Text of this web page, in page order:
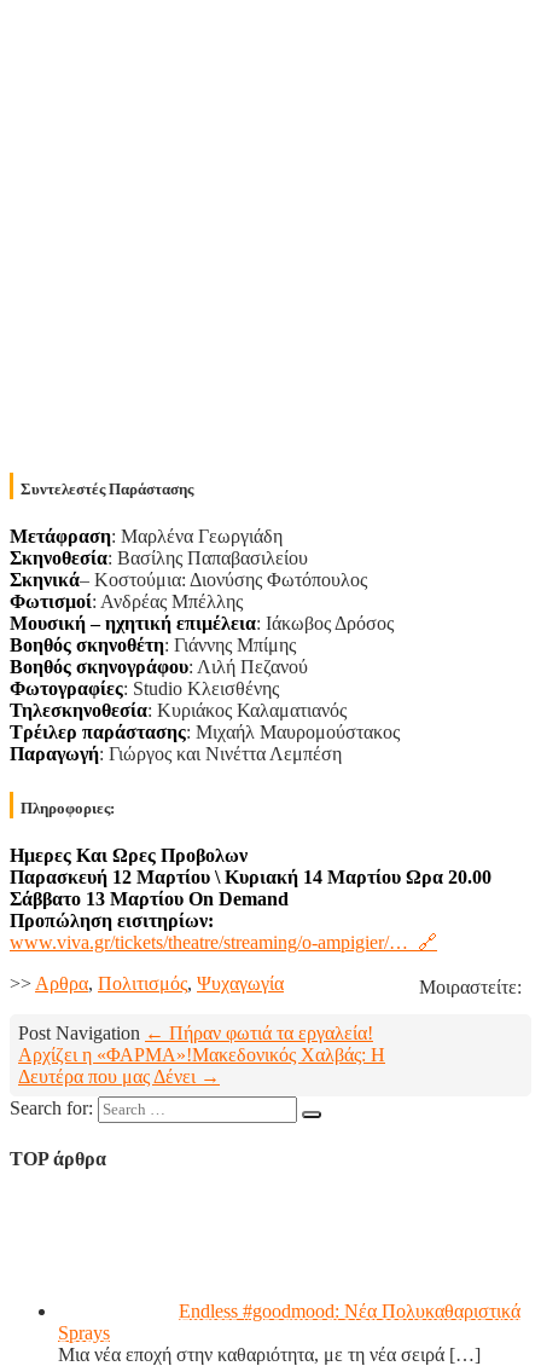
Συντελεστές Παράστασης
Μετάφραση: Μαρλένα Γεωργιάδη
Σκηνοθεσία: Βασίλης Παπαβασιλείου
Σκηνικά– Κοστούμια: Διονύσης Φωτόπουλος
Φωτισμοί: Ανδρέας Μπέλλης
Μουσική – ηχητική επιμέλεια: Ιάκωβος Δρόσος
Βοηθός σκηνοθέτη: Γιάννης Μπίμης
Βοηθός σκηνογράφου: Λιλή Πεζανού
Φωτογραφίες: Studio Κλεισθένης
Τηλεσκηνοθεσία: Κυριάκος Καλαματιανός
Τρέιλερ παράστασης: Μιχαήλ Μαυρομούστακος
Παραγωγή: Γιώργος και Νινέττα Λεμπέση
Πληροφοριες:
Ημερες Και Ωρες Προβολων
Παρασκευή 12 Μαρτίου \ Κυριακή 14 Μαρτίου Ωρα 20.00
Σάββατο 13 Μαρτίου On Demand
Προπώληση εισιτηρίων:
www.viva.gr/tickets/theatre/streaming/o-ampigier/… 🔗
Μοιραστείτε:
>> Aρθρα, Πολιτισμός, Ψυχαγωγία
Post Navigation ← Πήραν φωτιά τα εργαλεία!
Αρχίζει η «ΦΑΡΜΑ»!Μακεδονικός Χαλβάς: Η
Δευτέρα που μας Δένει →
Search for:
TOP άρθρα
Endless #goodmood: Νέα Πολυκαθαριστικά
Sprays
Μια νέα εποχή στην καθαριότητα, με τη νέα σειρά […]